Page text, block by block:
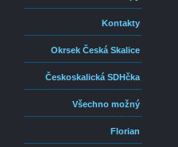
Kontakty
Okrsek Česká Skalice
Českoskalická SDHčka
Všechno možný
Florian